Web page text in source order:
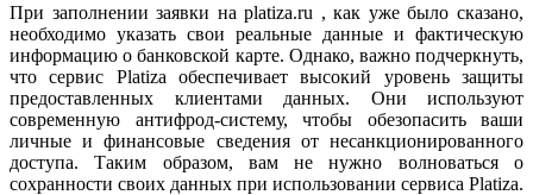
При заполнении заявки на platiza.ru , как уже было сказано,
необходимо указать свои реальные данные и фактическую
информацию о банковской карте. Однако, важно подчеркнуть,
что сервис Platiza обеспечивает высокий уровень защиты
предоставленных клиентами данных. Они используют
современную антифрод-систему, чтобы обезопасить ваши
личные и финансовые сведения от несанкционированного
доступа. Таким образом, вам не нужно волноваться о
сохранности своих данных при использовании сервиса Platiza.